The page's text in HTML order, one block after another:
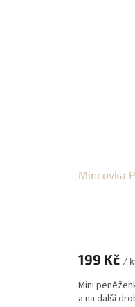
Mincovka
199 Kč /
Mini
a na další